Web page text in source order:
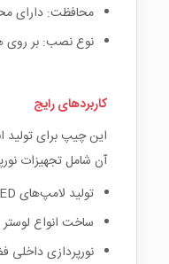
محافظت: دارای
نوع نصب: بر روی
کاربردهای رایج
آن شامل تجهیزات
تولید لامپ‌های LED خانگی و صنعتی
ساخت انواع
نورپردازی